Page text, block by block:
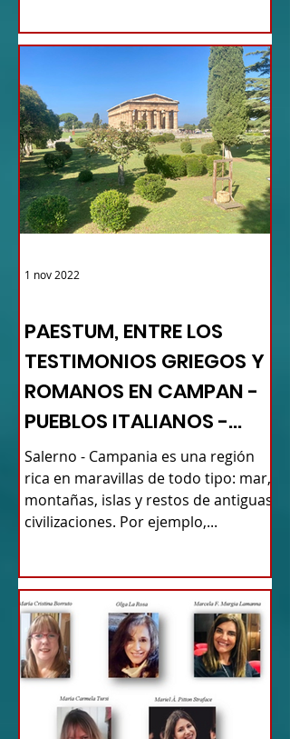
PAESTUM, ENTRE LOS
TESTIMONIOS GRIEGOS Y
ROMANOS EN CAMPAN -
PUEBLOS ITALIANOS -
TURISMO DE RAÍCES
Salerno - Campania es una región
rica en maravillas de todo tipo: mar,
montañas, islas y restos de antiguas
civilizaciones. Por ejemplo,...
1 nov 2022